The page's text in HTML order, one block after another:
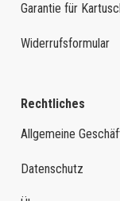
Garantie für
Widerrufsformular
Rechtliches
Allgemeine
Datenschutz